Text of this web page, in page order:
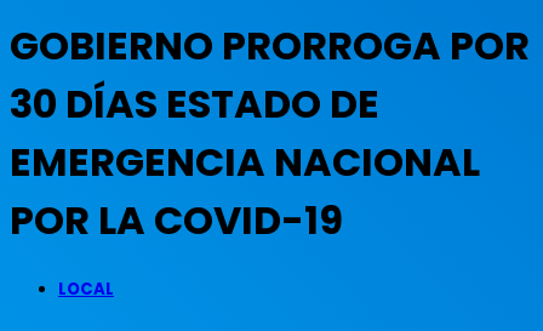
GOBIERNO PRORROGA POR
30 DÍAS ESTADO DE
EMERGENCIA NACIONAL
POR LA COVID-19
LOCAL